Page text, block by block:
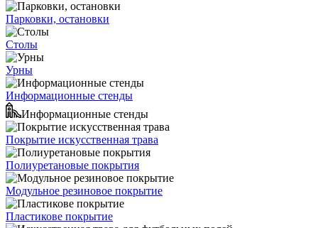
Парковки, остановки
Столы
Урны
Информационные стенды
Информационные стенды
Покрытие искусственная трава
Полиуретановые покрытия
Модульное резиновое покрытие
Пластикове покрытие